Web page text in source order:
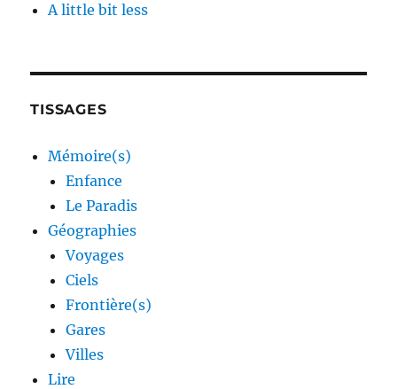
A little bit less
TISSAGES
Mémoire(s)
Enfance
Le Paradis
Géographies
Voyages
Ciels
Frontière(s)
Gares
Villes
Lire